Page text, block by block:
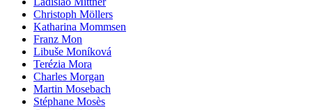
Christoph Möllers
Katharina Mommsen
Franz Mon
Libuše Moníková
Terézia Mora
Charles Morgan
Martin Mosebach
Stéphane Mosès